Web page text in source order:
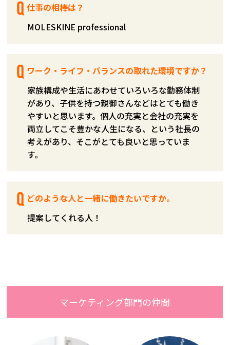
仕事の相棒は？
MOLESKINE professional
ワーク・ライフ・バランスの取れた環境ですか？
家族構成や生活にあわせていろいろな勤務体制
があり、子供を持つ親御さんなどはとても働き
やすいと思います。個人の充実と会社の充実を
両立してこそ豊かな人生になる、という社長の
考えがあり、そこがとても良いと思っていま
す。
どのような人と一緒に働きたいですか。
提案してくれる人！
マーケティング部門の仲間